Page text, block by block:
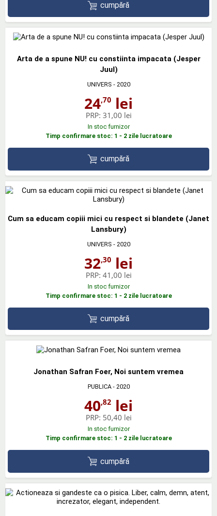
cumpără
Arta de a spune NU! cu constiinta impacata (Jesper
Juul)
UNIVERS - 2020
24,70 lei
PRP: 31,00 lei
In stoc furnizor
Timp confirmare stoc: 1 - 2 zile lucratoare
cumpără
Cum sa educam copiii mici cu respect si blandete (Janet
Lansbury)
UNIVERS - 2020
32,30 lei
PRP: 41,00 lei
In stoc furnizor
Timp confirmare stoc: 1 - 2 zile lucratoare
cumpără
Jonathan Safran Foer, Noi suntem vremea
PUBLICA- 2020
40,82 lei
PRP: 50,40 lei
In stoc furnizor
Timp confirmare stoc: 1 - 2 zile lucratoare
cumpără